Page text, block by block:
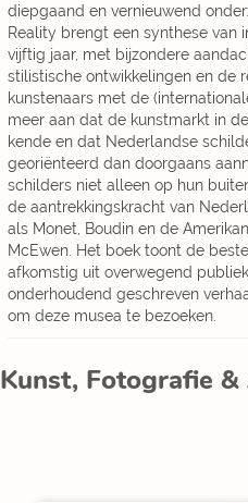
diepgaand en vernieuwend
Reality brengt een synthese van
vijftig jaar, met bijzondere
stilistische ontwikkelingen en de
kunstenaars met de
meer aan dat de kunstmarkt in
kende en dat Nederlandse
georiënteerd dan doorgaans
schilders niet alleen op hun
de aantrekkingskracht van
als Monet, Boudin en de
McEwen. Het boek toont de
afkomstig uit overwegend
onderhoudend geschreven
om deze musea te bezoeken.
Kunst, Fotografie